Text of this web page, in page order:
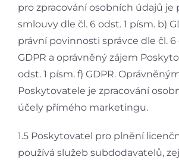
pro zpracování osobních údajů je
smlouvy dle čl. 6 odst. 1 písm. b)
právní povinnosti správce dle čl. 6
GDPR a oprávněný zájem
odst. 1 písm. f) GDPR.
Poskytovatele je zpracování
účely přímého marketingu.
1.5 Poskytovatel pro plnění
používá služeb subdodavatelů,